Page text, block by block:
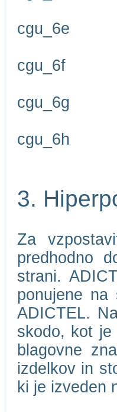
cgu_6e
cgu_6f
cgu_6g
cgu_6h
3.
Za
predhodno
strani.
ponujene na
ADICTEL.
skodo, kot je
blagovne
izdelkov in
ki je izveden